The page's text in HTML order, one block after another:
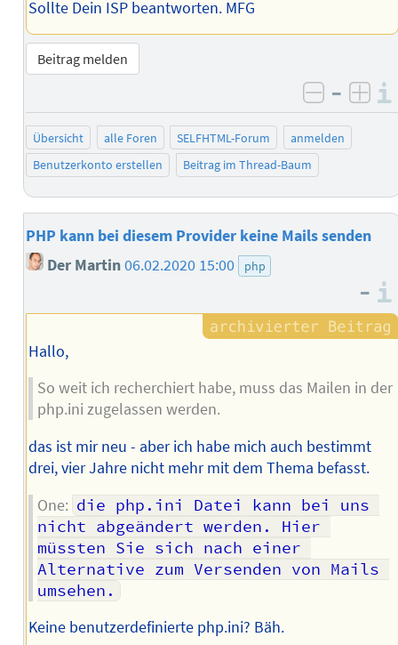
Sollte Dein ISP beantworten. MFG
Beitrag melden
negativ
–
Übersicht alle Foren SELFHTML-Forum
anmelden
Benutzerkonto erstellen
Beitrag im Thread-Baum
PHP kann bei diesem Provider keine Mails senden
Der Martin06.02.2020 15:00 php
–
Hallo,
So weit ich recherchiert habe, muss das Mailen in der
php.ini zugelassen werden.
das ist mir neu - aber ich habe mich auch bestimmt
drei, vier Jahre nicht mehr mit dem Thema befasst.
One: die php.ini Datei kann bei uns
nicht abgeändert werden. Hier
müssten Sie sich nach einer
Alternative zum Versenden von Mails
umsehen.
Keine benutzerdefinierte php.ini? Bäh.